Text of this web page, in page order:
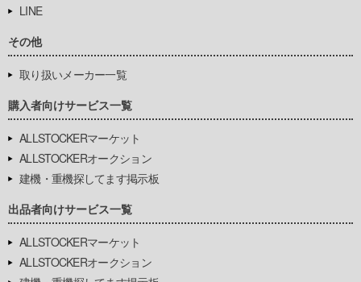
LINE
その他
取り扱いメーカー一覧
購入者向けサービス一覧
ALLSTOCKERマーケット
ALLSTOCKERオークション
建機・重機探してます掲示板
出品者向けサービス一覧
ALLSTOCKERマーケット
ALLSTOCKERオークション